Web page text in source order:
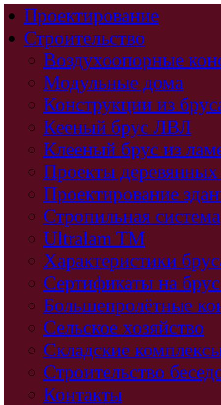
Проектирование
Строительство
Воздухоопорные
Модульные дома
Конструкции из
Кееный брус ЛВЛ
Клееный брус из
Проекты
Проектирование
Стропильная система
Ultralam TM
Характеристики
Сертификаты на
Большепролётные
Сельское хозяйство
Складские
Строительство
Контакты